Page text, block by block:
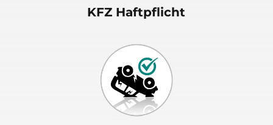
KFZ Haftpflicht